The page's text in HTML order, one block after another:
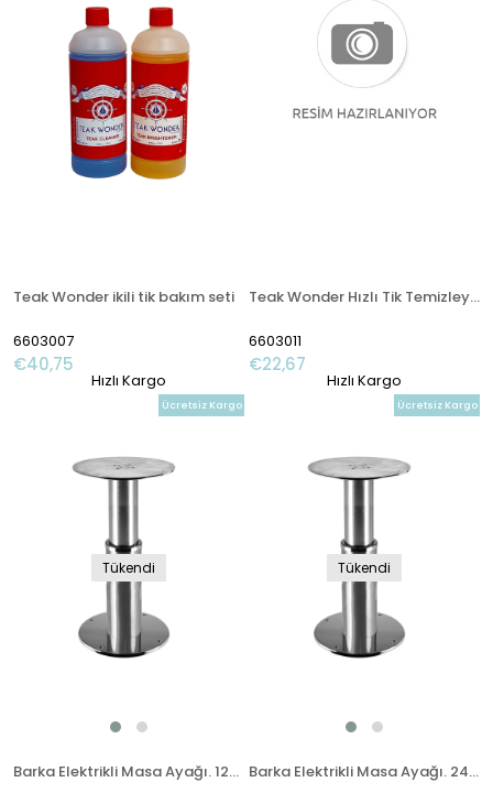
Teak Wonder ikili tik bakım seti
6603007
€40,75
Hızlı Kargo
Teak Wonder Hızlı Tik Temizleyici Köpük
6603011
€22,67
Hızlı Kargo
Tükendi
Barka Elektrikli Masa Ayağı. 12V. Tek Kademe - 700mm
Ücretsiz Kargo
Tükendi
Barka Elektrikli Masa Ayağı. 24V. Tek Kademe - 700mm
Ücretsiz Kargo